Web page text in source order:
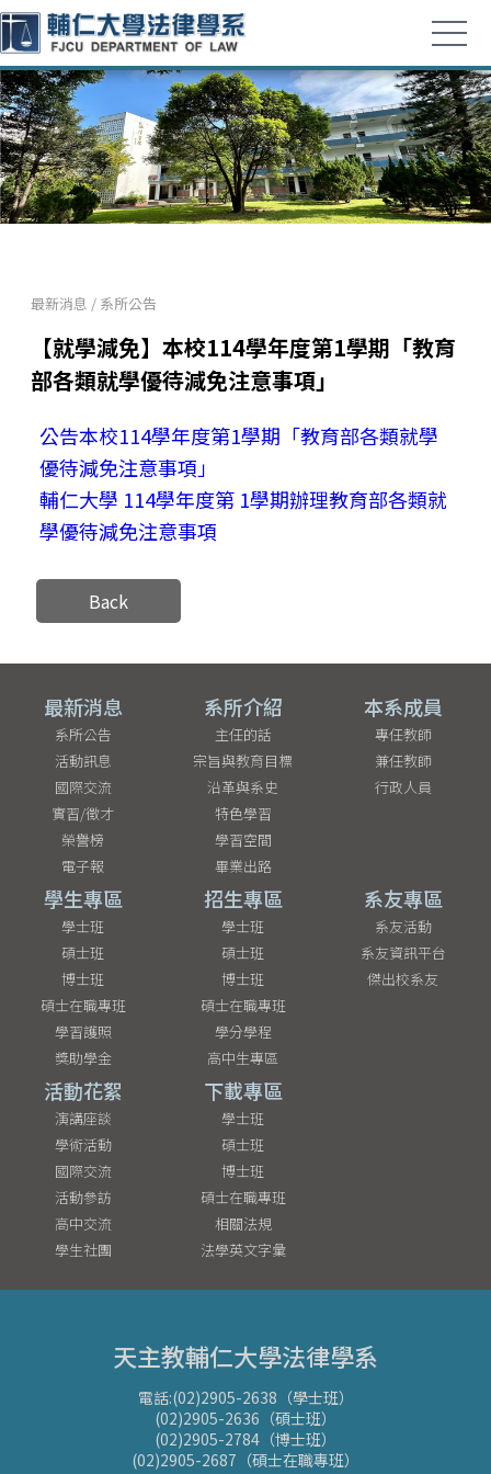
最新消息 / 系所公告
【就學減免】本校114學年度第1學期「教育
部各類就學優待減免注意事項」
公告本校114學年度第1學期「教育部各類就學
優待減免注意事項」
輔仁大學 114學年度第 1學期辦理教育部各類就
學優待減免注意事項
Back
最新消息
系所公告
活動訊息
國際交流
實習/徵才
榮譽榜
電子報
系所介紹
主任的話
宗旨與教育目標
沿革與系史
特色學習
學習空間
畢業出路
本系成員
專任教師
兼任教師
行政人員
學生專區
學士班
碩士班
博士班
碩士在職專班
學習護照
獎助學金
招生專區
學士班
碩士班
博士班
碩士在職專班
學分學程
高中生專區
系友專區
系友活動
系友資訊平台
傑出校系友
活動花絮
演講座談
學術活動
國際交流
活動參訪
高中交流
學生社團
下載專區
學士班
碩士班
博士班
碩士在職專班
相關法規
法學英文字彙
天主教輔仁大學法律學系
電話:(02)2905-2638（學士班）
(02)2905-2636（碩士班）
(02)2905-2784（博士班）
(02)2905-2687（碩士在職專班）